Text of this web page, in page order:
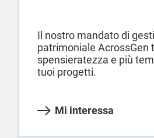
Il nostro mandato di
patrimoniale AcrossGen
spensieratezza e più
tuoi progetti.
Mi interessa